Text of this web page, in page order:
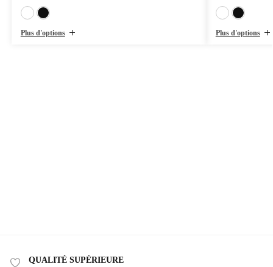
Plus d'options Plus d'options
QUALITÉ SUPÉRIEURE